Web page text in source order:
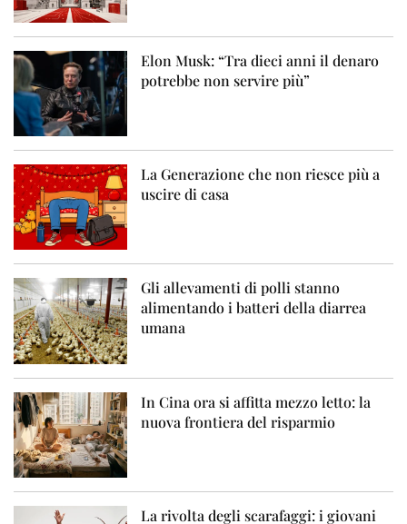
Elon Musk: “Tra dieci anni il denaro
potrebbe non servire più”
La Generazione che non riesce più a
uscire di casa
Gli allevamenti di polli stanno
alimentando i batteri della diarrea
umana
In Cina ora si affitta mezzo letto: la
nuova frontiera del risparmio
La rivolta degli scarafaggi: i giovani